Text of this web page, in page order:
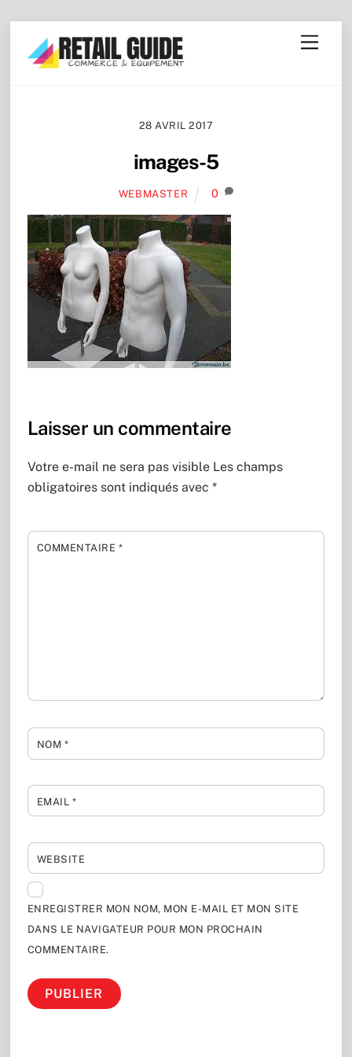
content
Menu
28 AVRIL 2017
images-5
WEBMASTER 0
Laisser un commentaire
Votre e-mail ne sera pas visible Les champs
obligatoires sont indiqués avec *
COMMENTAIRE *
NOM *
EMAIL *
WEBSITE
ENREGISTRER MON NOM, MON E-MAIL ET MON SITE
DANS LE NAVIGATEUR POUR MON PROCHAIN
COMMENTAIRE.